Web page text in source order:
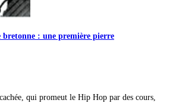
: une première pierre
qui promeut le Hip Hop par des cours,